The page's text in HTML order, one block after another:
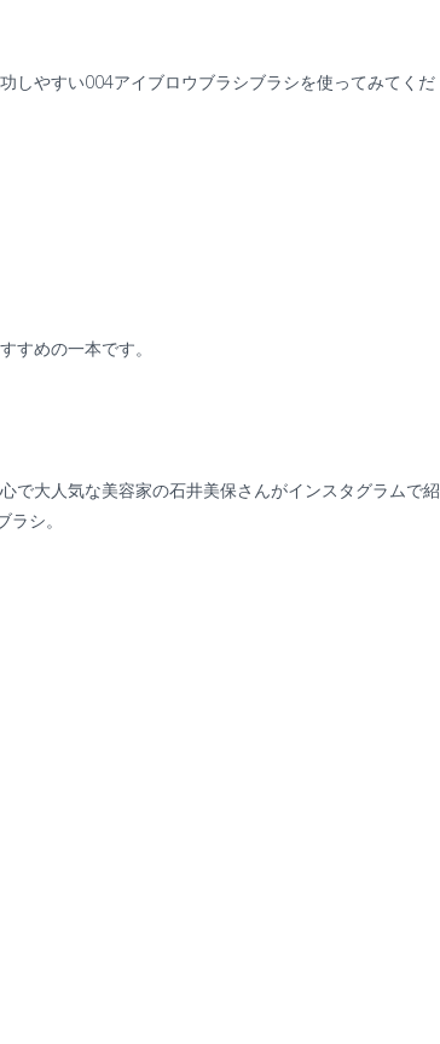
しやすい004アイブロウブラシブラシを使ってみてくだ
すめの一本です。
で大人気な美容家の石井美保さんがインスタグラムで紹
シ。